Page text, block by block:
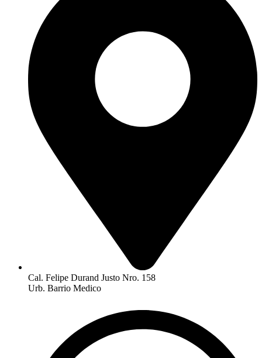
Cal. Felipe Durand Justo Nro. 158
Urb. Barrio Medico